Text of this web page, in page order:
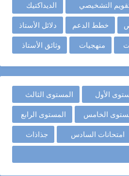
التشخيصي الديداكتيك
خطط الدعم دلائل الأستاذ
منهجيات وثائق الأستاذ
الأول المستوى الثالث
الخامس المستوى الرابع
امتحانات السادس جذاذات